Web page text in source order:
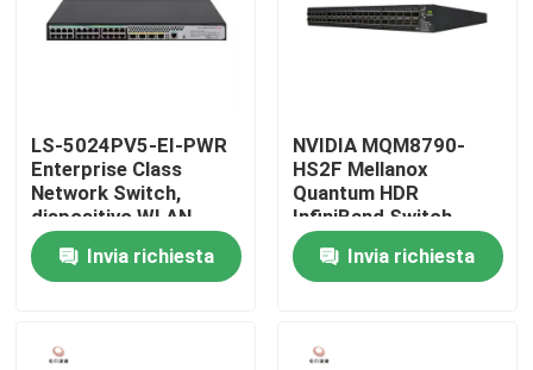
Prodotti
Su di noi
LS-5024PV5-EI-PWR
Enterprise Class
Network Switch,
dispositivo WLAN,
interruttore di
accesso di livello 2
Invia richiesta
NVIDIA MQM8790-
HS2F Mellanox
Quantum HDR
InfiniBand Switch
200G gestionale 40G
intelligenteInvia richiesta